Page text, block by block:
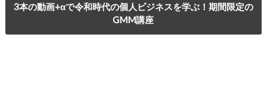
3本の動画+αで令和時代の個人ビジネスを学ぶ！期間限定の
GMM講座